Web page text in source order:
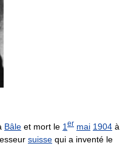
Bâle et mort le 1 er mai 1904 à
suisse qui a inventé le